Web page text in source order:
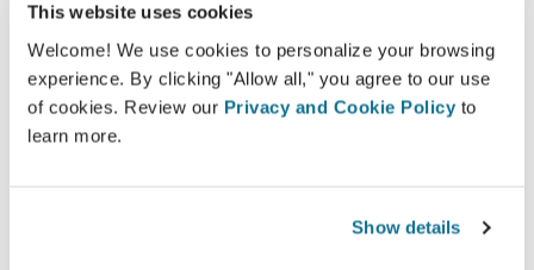
This website uses cookies
Welcome! We use cookies to personalize your browsing
experience. By clicking "Allow all," you agree to our use
of cookies. Review our Privacy and Cookie Policy to
learn more.
Show details
Veilig en zeker
Crisalix beschermt uw privacy ten alle tijden.
Onze servers zijn volledig versleuteld, uw